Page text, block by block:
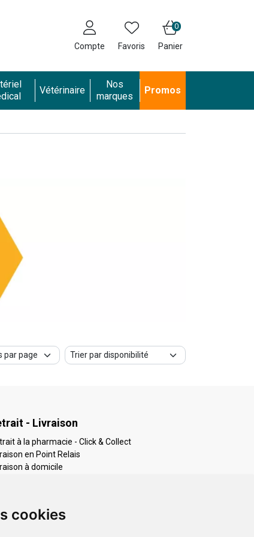
cookies
Compte Favoris Panier
0
Vétérinaire
Nos
marques
Promos
- Livraison
à la pharmacie - Click & Collect
en Point Relais
à domicile